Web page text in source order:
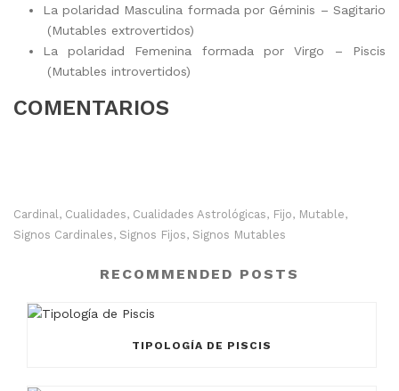
La polaridad Masculina formada por Géminis – Sagitario
(Mutables extrovertidos)
La polaridad Femenina formada por Virgo – Piscis
(Mutables introvertidos)
COMENTARIOS
Cardinal, Cualidades, Cualidades Astrológicas, Fijo, Mutable,
Signos Cardinales, Signos Fijos, Signos Mutables
RECOMMENDED POSTS
TIPOLOGÍA DE PISCIS